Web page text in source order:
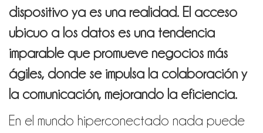
dispositivo ya es una realidad. El acceso
ubicuo a los datos es una tendencia
imparable que promueve negocios más
ágiles, donde se impulsa la colaboración y
la comunicación, mejorando la eficiencia.
En el mundo hiperconectado nada puede